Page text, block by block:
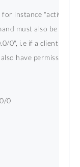
for instance "active"
must also be
0", i.e if a client of
have permission
0